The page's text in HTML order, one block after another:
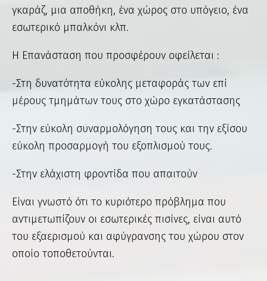
γκαράζ, μια αποθήκη, ένα χώρος στο υπόγειο, ένα
εσωτερικό μπαλκόνι κλπ.
Η Επανάσταση που προσφέρουν οφείλεται :
-Στη δυνατότητα εύκολης μεταφοράς των επί
μέρους τμημάτων τους στο χώρο εγκατάστασης
-Στην εύκολη συναρμολόγηση τους και την εξίσου
εύκολη προσαρμογή του εξοπλισμού τους.
-Στην ελάχιστη φροντίδα που απαιτούν
Είναι γνωστό ότι το κυριότερο πρόβλημα που
αντιμετωπίζουν οι εσωτερικές πισίνες, είναι αυτό
του εξαερισμού και αφύγρανσης του χώρου στον
οποίο τοποθετούνται.